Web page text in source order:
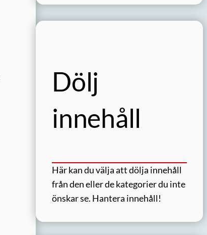
k
Dölj
innehåll
Här kan du välja att dölja innehåll
från den eller de kategorier du inte
önskar se. Hantera innehåll!